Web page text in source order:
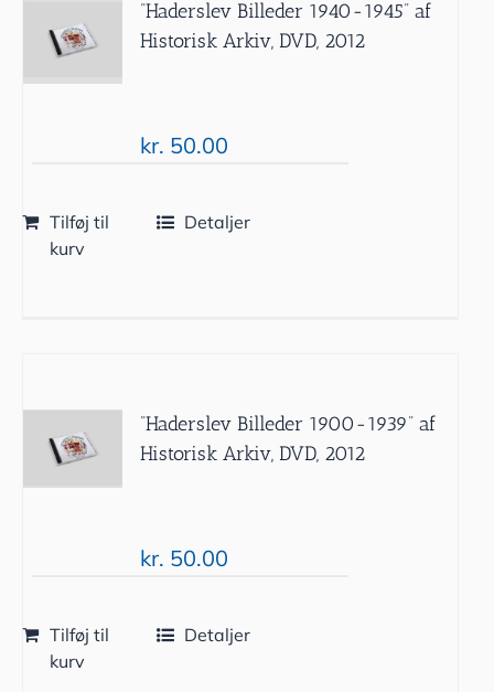
”Haderslev Billeder 1940-1945” af
Historisk Arkiv, DVD, 2012
kr. 50.00
Tilføj til
kurv
Detaljer
”Haderslev Billeder 1900-1939” af
Historisk Arkiv, DVD, 2012
kr. 50.00
Tilføj til
kurv
Detaljer